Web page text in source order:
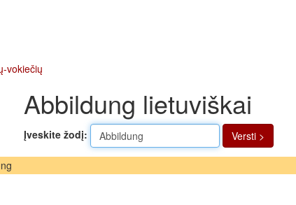
vokiečių
Abbildung lietuviškai
Įveskite žodį: Versti >